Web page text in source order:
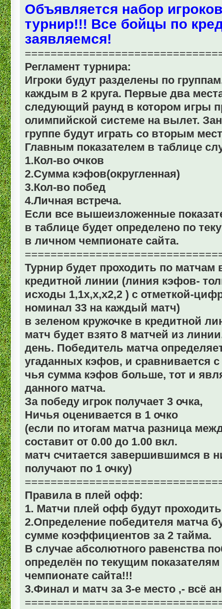
Объявляется набор
турнир!!! Все бойцы по
заявляемся!
Регламент турнира:
Игроки будут разделены по
каждым в 2 круга. Первые два
следующий раунд в котором игры
олимпийской системе на вылет.
группе будут играть со вторым
Главным показателем в таблице
1.Кол-во очков
2.Сумма кэфов(округленная)
3.Кол-во побед
4.Личная встреча.
Если все вышеизложенные
в таблице будет определено по
в личном чемпионате сайта.
Турнир будет проходить по
кредитной линии (линия кэфов-
исходы 1,1х,х,х2,2 ) с отметкой-
номинал 33 на каждый матч)
в зеленом кружочке в кредитной
матч будет взято 8 матчей из
день. Победитель матча
угаданных кэфов, и сравнивается
чья сумма кэфов больше, тот и
данного матча.
За победу игрок получает 3 очка,
Ничья оценивается в 1 очко
(если по итогам матча разница
составит от 0.00 до 1.00 вкл.
матч считается завершившимся в
получают по 1 очку)
Правила в плей офф:
1. Матчи плей офф будут
2.Определение победителя матча
сумме коэффициентов за 2 тайма.
В случае абсолютного равенства
определён по текущим
чемпионате сайта!!!
3.Финал и матч за 3-е место ,- всё